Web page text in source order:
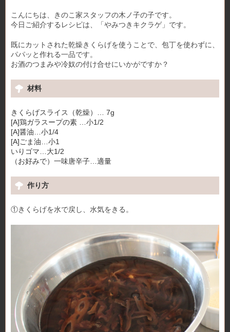
こんにちは、きのこ家スタッフの木ノ子の子です。
今日ご紹介するレシピは、「やみつきキクラゲ」です。
既にカットされた乾燥きくらげを使うことで、包丁を使わずに、
パパッと作れる一品です。
お酒のつまみや冷奴の付け合せにいかがですか？
材料
きくらげスライス（乾燥）… 7g
[A]鶏ガラスープの素 …小1/2
[A]醤油…小1/4
[A]ごま油…小1
いりゴマ…大1/2
（お好みで）一味唐辛子…適量
作り方
①きくらげを水で戻し、水気をきる。